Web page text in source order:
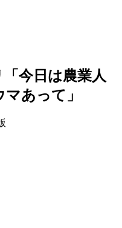
今日は農業人
あって」